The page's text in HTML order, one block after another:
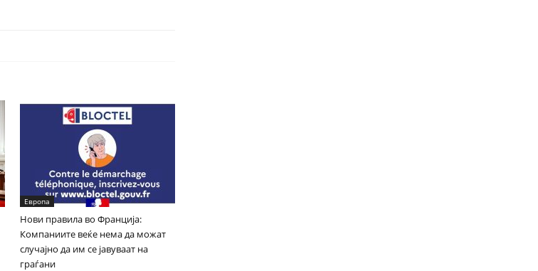
Европа
Нови правила во Франција:
Компаниите веќе нема да можат
случајно да им се јавуваат на
граѓани